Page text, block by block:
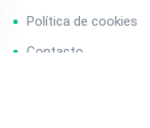
Política de cookies
Contacto